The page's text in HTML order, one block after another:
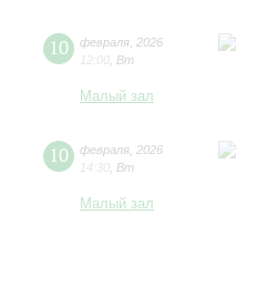
10 февраля 2026
12:00 Вт
Малый зал
10 февраля 2026
14:30 Вт
Малый зал